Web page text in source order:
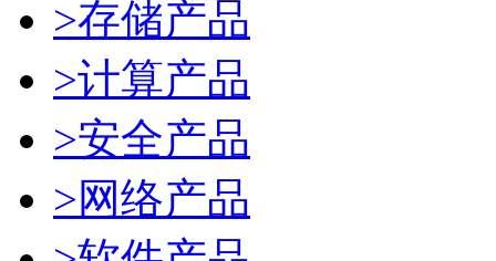
>存储产品
>计算产品
>安全产品
>网络产品